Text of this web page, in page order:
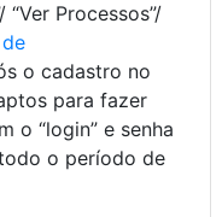
“Ver Processos”/
o cadastro no
para fazer
o “login” e senha
o período de